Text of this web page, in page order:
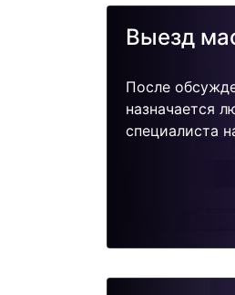
Выезд
После
назначается
специалиста